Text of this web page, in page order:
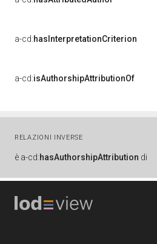
a-cd:hasInterpretationCriterion
a-cd:isAuthorshipAttributionOf
RELAZIONI INVERSE
è a-cd:hasAuthorshipAttribution di